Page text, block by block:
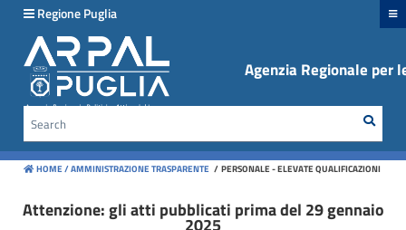
Regione Puglia
Agenzia Regionale per
HOME /AMMINISTRAZIONE TRASPARENTE / PERSONALE - ELEVATE QUALIFICAZIONI
Attenzione: gli atti pubblicati prima del 29 gennaio
2025
menu
Disposizioni
generali
Organizzazione